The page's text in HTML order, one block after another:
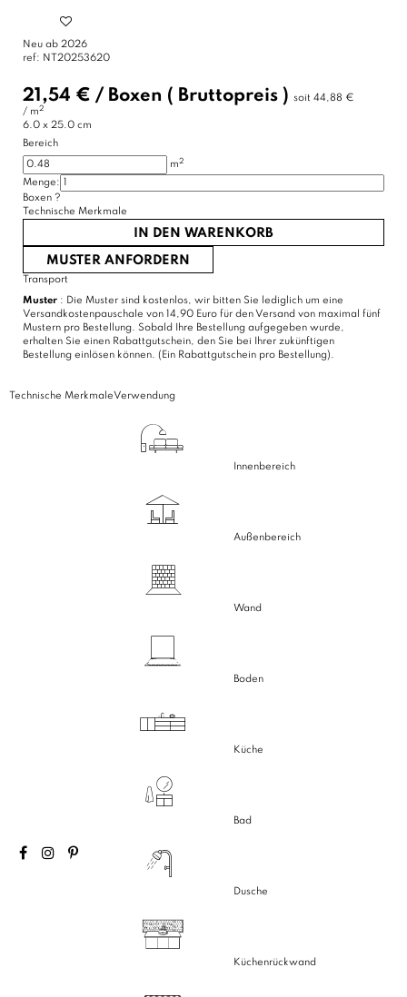
Neu ab 2026
ref: NT20253620
21,54 € / Boxen ( Bruttopreis ) soit 44,88 €
/ m2
6.0 x 25.0 cm
Bereich
m2
Menge:
Boxen ?
Technische Merkmale
IN DEN WARENKORB
MUSTER ANFORDERN
Transport
Muster : Die Muster sind kostenlos, wir bitten Sie lediglich um eine
Versandkostenpauschale von 14,90 Euro für den Versand von maximal fünf
Mustern pro Bestellung. Sobald Ihre Bestellung aufgegeben wurde,
erhalten Sie einen Rabattgutschein, den Sie bei Ihrer zukünftigen
Bestellung einlösen können. (Ein Rabattgutschein pro Bestellung).
Technische MerkmaleVerwendung
Innenbereich
Außenbereich
Wand
Boden
Küche
Bad
Dusche
Küchenrückwand